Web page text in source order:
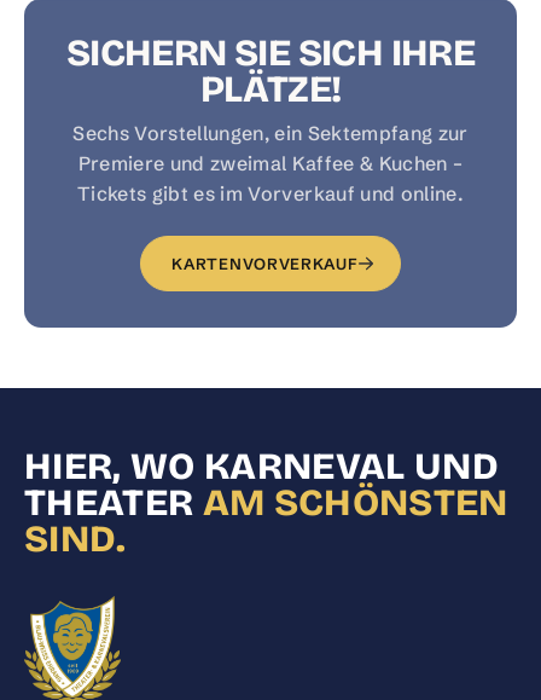
SICHERN SIE SICH IHRE
PLÄTZE!
Sechs Vorstellungen, ein Sektempfang zur
Premiere und zweimal Kaffee & Kuchen –
Tickets gibt es im Vorverkauf und online.
KARTENVORVERKAUF
HIER, WO KARNEVAL UND
THEATER AM SCHÖNSTEN
SIND.